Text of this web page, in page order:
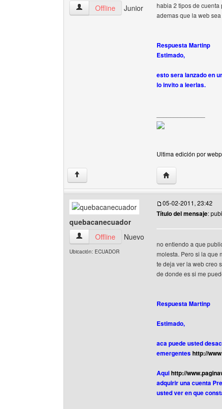
webpatricio Ver perfil del usuario
Offline Junior
habia 2 tipos de
ademas que la web
Respuesta Martinp
Estimado,
esto sera lanzado en
lo invito a leerlas.
Ultima edición por
↑ Visitar sitio web
quebacanecuador
quebacanecuador Ver perfil del usuario
Offline Nuevo
Ubicación: ECUADOR
05-02-2011, 23:42
Título del mensaje:
no entiendo a que
molesta. Pero si la que
te deja ver la web creo
de donde es si me
Respuesta Martinp
Estimado,
aca puede usted
emergenteshttp://
Aquihttp://
adquirir una cuenta
usted ver en que